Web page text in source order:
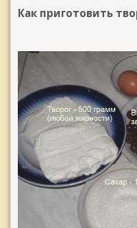
Как приготовить